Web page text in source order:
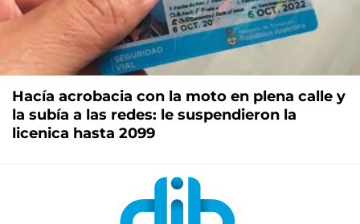
Hacía acrobacia con la moto en plena calle y
la subía a las redes: le suspendieron la
licenica hasta 2099